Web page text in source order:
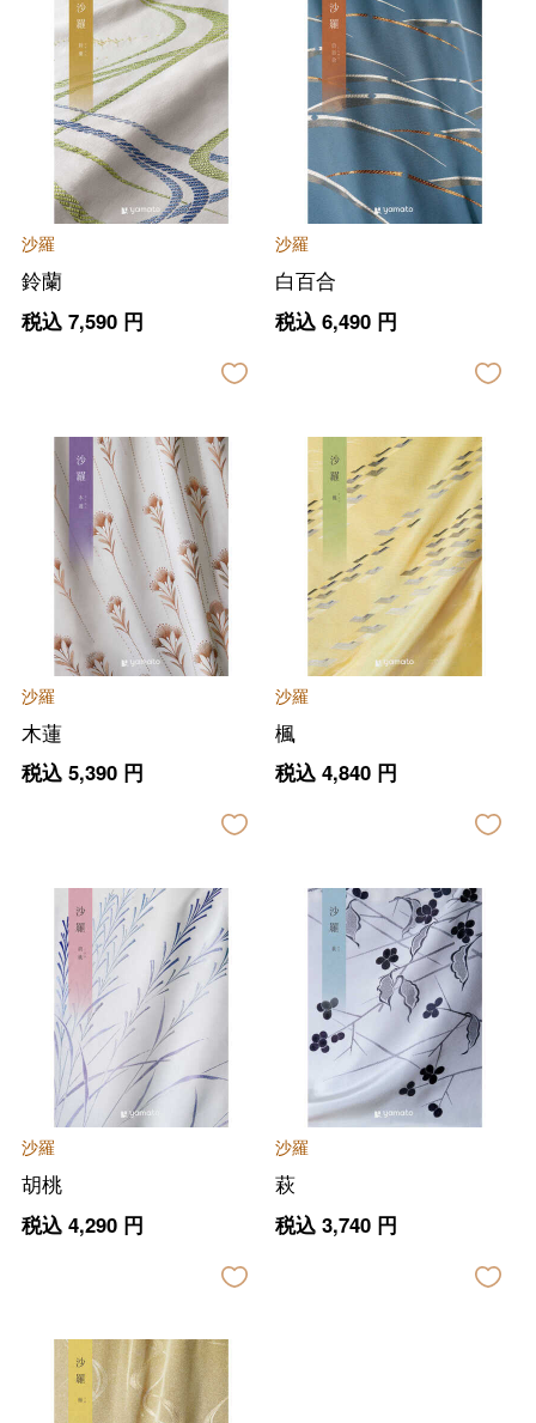
沙羅
鈴蘭
税込 7,590円
沙羅
白百合
税込 6,490円
沙羅
木蓮
税込 5,390円
沙羅
楓
税込 4,840円
沙羅
胡桃
税込 4,290円
沙羅
萩
税込 3,740円